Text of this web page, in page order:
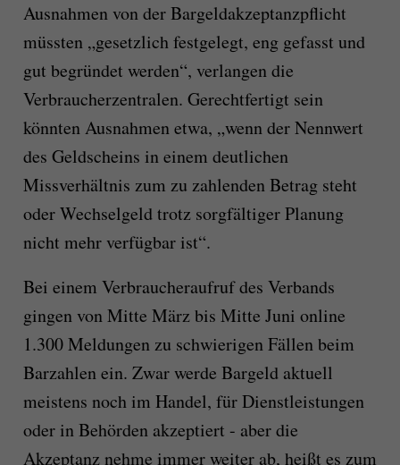
Ausnahmen von der Bargeldakzeptanzpflicht
müssten „gesetzlich festgelegt, eng gefasst und
gut begründet werden“, verlangen die
Verbraucherzentralen. Gerechtfertigt sein
könnten Ausnahmen etwa, „wenn der Nennwert
des Geldscheins in einem deutlichen
Missverhältnis zum zu zahlenden Betrag steht
oder Wechselgeld trotz sorgfältiger Planung
nicht mehr verfügbar ist“.
Bei einem Verbraucheraufruf des Verbands
gingen von Mitte März bis Mitte Juni online
1.300 Meldungen zu schwierigen Fällen beim
Barzahlen ein. Zwar werde Bargeld aktuell
meistens noch im Handel, für Dienstleistungen
oder in Behörden akzeptiert - aber die
Akzeptanz nehme immer weiter ab, heißt es zum